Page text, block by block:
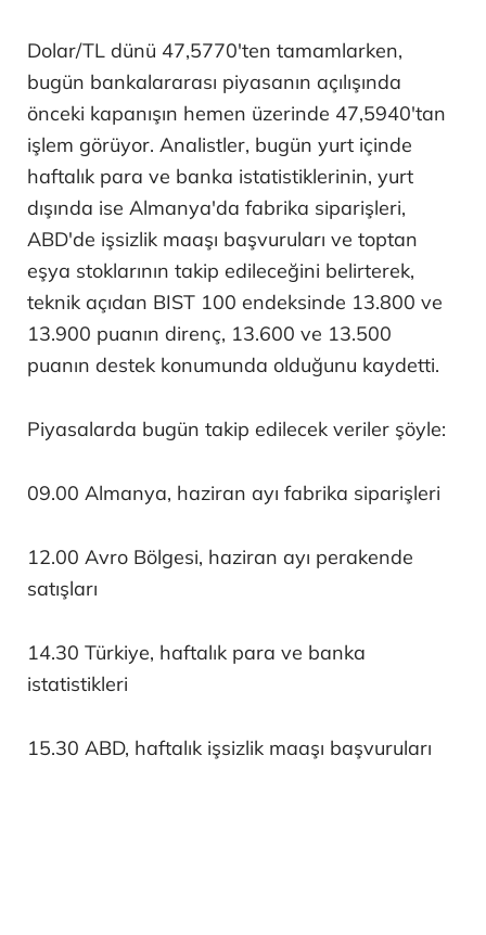
Dolar/TL dünü 47,5770'ten tamamlarken,
bugün bankalararası piyasanın açılışında
önceki kapanışın hemen üzerinde 47,5940'tan
işlem görüyor. Analistler, bugün yurt içinde
haftalık para ve banka istatistiklerinin, yurt
dışında ise Almanya'da fabrika siparişleri,
ABD'de işsizlik maaşı başvuruları ve toptan
eşya stoklarının takip edileceğini belirterek,
teknik açıdan BIST 100 endeksinde 13.800 ve
13.900 puanın direnç, 13.600 ve 13.500
puanın destek konumunda olduğunu kaydetti.
Piyasalarda bugün takip edilecek veriler şöyle:
09.00 Almanya, haziran ayı fabrika siparişleri
12.00 Avro Bölgesi, haziran ayı perakende
satışları
14.30 Türkiye, haftalık para ve banka
istatistikleri
15.30 ABD, haftalık işsizlik maaşı başvuruları